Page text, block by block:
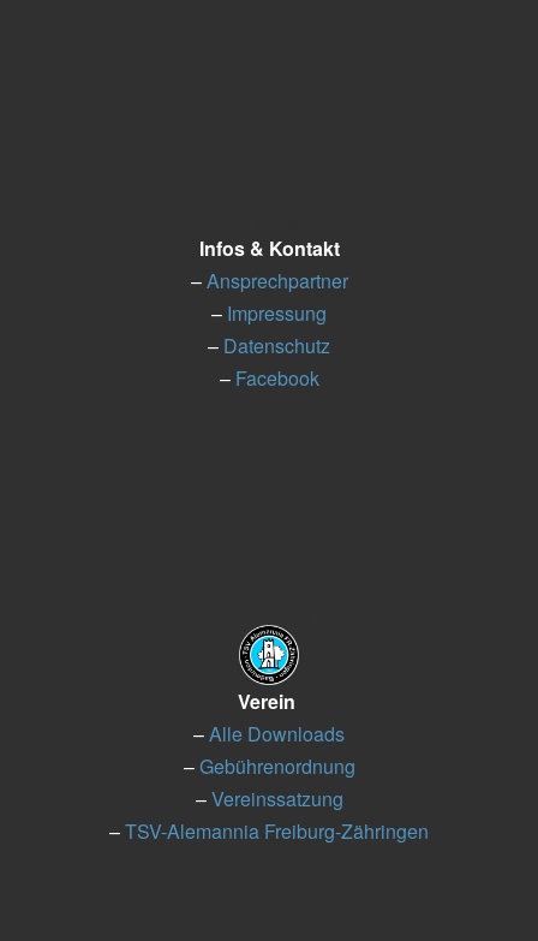
Infos & Kontakt
–Ansprechpartner
– Impressung
– Datenschutz
– Facebook
Verein
–Alle Downloads
–Gebührenordnung
–Vereinssatzung
–TSV-Alemannia Freiburg-Zähringen